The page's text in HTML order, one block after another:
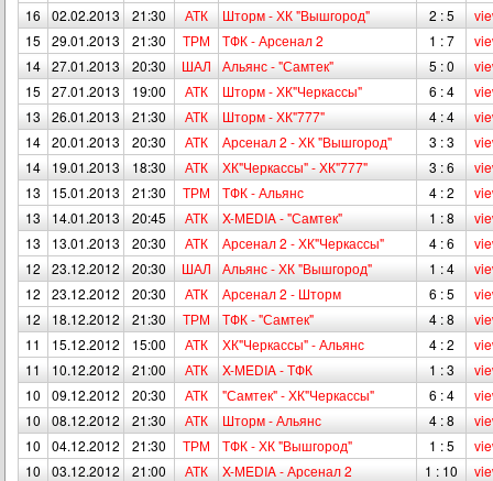
16 02.02.2013 21:30 АТК Шторм - ХК "Вышгород" 2 : 5
15
29.01.2013 21:30 ТРМ ТФК - Арсенал 2 1 : 7
14 27.01.2013 20:30 ШАЛ Альянс - "Самтек" 5 : 0
15
27.01.2013 19:00 АТК Шторм - ХК"Черкассы" 6 : 4
13
26.01.2013 21:30 АТК Шторм - ХК"777" 4 : 4
14 20.01.2013 20:30 АТК Арсенал 2 - ХК "Вышгород" 3 : 3
14
19.01.2013 18:30 АТК ХК"Черкассы" - ХК"777" 3 : 6
13
15.01.2013 21:30 ТРМ ТФК - Альянс 4 : 2
13
14.01.2013 20:45 АТК X-МEDIA - "Самтек" 1 : 8
13
13.01.2013 20:30 АТК Арсенал 2 - ХК"Черкассы" 4 : 6
12
23.12.2012 20:30 ШАЛ Альянс - ХК "Вышгород" 1 : 4
12
23.12.2012 20:30 АТК Арсенал 2 - Шторм 6 : 5
12
18.12.2012 21:30 ТРМ ТФК - "Самтек" 4 : 8
11
15.12.2012 15:00 АТК ХК"Черкассы" - Альянс 4 : 2
11
10.12.2012 21:00 АТК X-МEDIA - ТФК 1 : 3
10
09.12.2012 20:30 АТК "Самтек" - ХК"Черкассы" 6 : 4
10 08.12.2012 21:30 АТК Шторм - Альянс 4 : 8
10
04.12.2012 21:30 ТРМ ТФК - ХК "Вышгород" 1 : 5
10 03.12.2012 21:00 АТК X-МEDIA - Арсенал 2 1 : 10